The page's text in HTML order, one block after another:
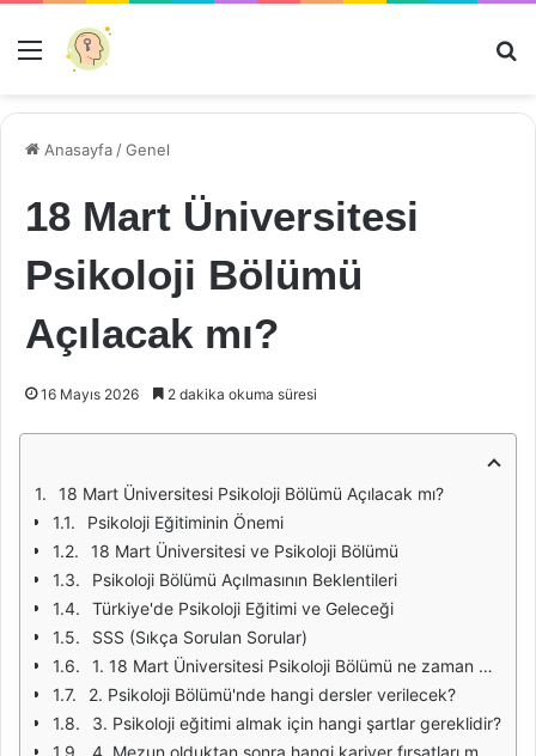
Menü
Anasayfa /Genel
18 Mart Üniversitesi
Psikoloji Bölümü
Açılacak mı?
16 Mayıs 2026 2 dakika okuma süresi
18 Mart Üniversitesi Psikoloji Bölümü Açılacak mı?
Psikoloji Eğitiminin Önemi
18 Mart Üniversitesi ve Psikoloji Bölümü
Psikoloji Bölümü Açılmasının Beklentileri
Türkiye'de Psikoloji Eğitimi ve Geleceği
SSS (Sıkça Sorulan Sorular)
1. 18 Mart Üniversitesi Psikoloji Bölümü ne zaman açılacak?
2. Psikoloji Bölümü'nde hangi dersler verilecek?
3. Psikoloji eğitimi almak için hangi şartlar gereklidir?
4. Mezun olduktan sonra hangi kariyer fırsatları mevcut?